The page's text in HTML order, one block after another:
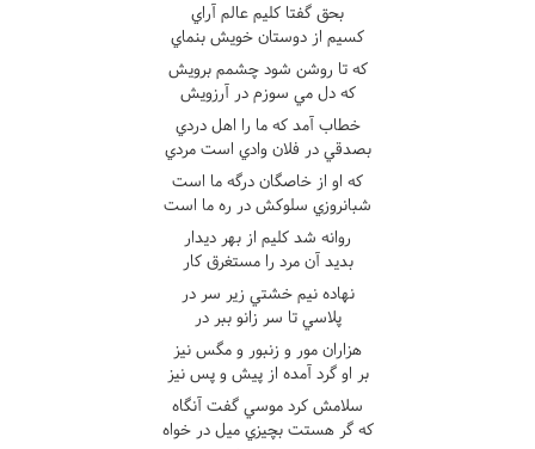
بحق گفتا کليم عالم آراي
کسيم از دوستان خويش بنماي
که تا روشن شود چشمم برويش
که دل مي سوزم در آرزويش
خطاب آمد که ما را اهل دردي
بصدقي در فلان وادي است مردي
که او از خاصگان درگه ما است
شبانروزي سلوکش در ره ما است
روانه شد کليم از بهر ديدار
بديد آن مرد را مستغرق کار
نهاده نيم خشتي زير سر در
پلاسي تا سر زانو ببر در
هزاران مور و زنبور و مگس نيز
بر او گرد آمده از پيش و پس نيز
سلامش کرد موسي گفت آنگاه
که گر هستت بچيزي ميل در خواه